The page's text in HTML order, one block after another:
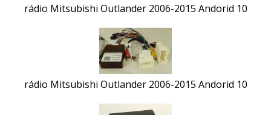
rádio Mitsubishi Outlander 2006-2015 Andorid 10
rádio Mitsubishi Outlander 2006-2015 Andorid 10